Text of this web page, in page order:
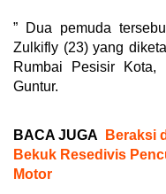
” Dua pemuda
Zulkifly (23) yang
Rumbai Pesisir Kota,
Guntur.
BACA JUGA
Beraksi
Bekuk Resedivis
Motor